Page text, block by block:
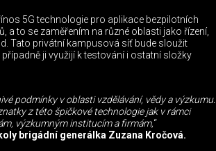
5G technologie pro aplikace bezpilotních
a to se zaměřením na různé oblasti jako řízení,
Tato privátní kampusová síť bude sloužit
ji využijí k testování i ostatní složky
podmínky v oblasti vzdělávání, vědy a výzkumu.
z této špičkové technologie jak v rámci
výzkumným institucím a firmám,“
brigádní generálka Zuzana Kročová.